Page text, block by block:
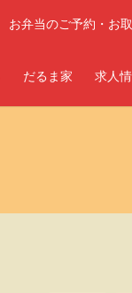
お弁当のご予約・お
だるま家 求人